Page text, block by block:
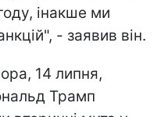
інакше ми
- заявив він.
14 липня,
Трамп